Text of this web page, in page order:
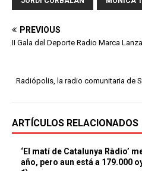
PREVIOUS
II Gala del Deporte Radio Marca
Radiópolis, la radio comunitaria de
ARTÍCULOS RELACIONADOS
‘El matí de Catalunya Ràdio’
año, pero aun está a 179.000